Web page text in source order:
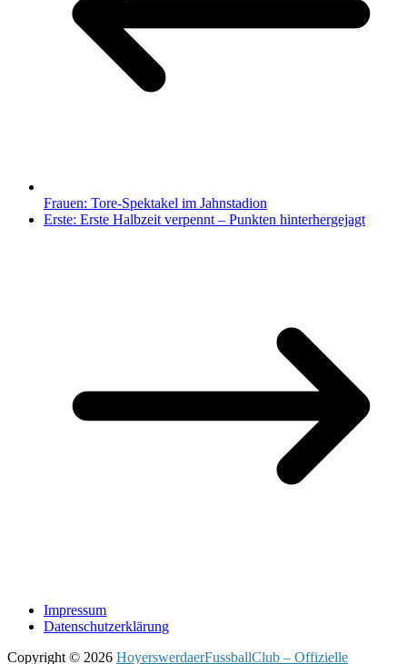
Frauen: Tore-Spektakel im Jahnstadion
Erste: Erste Halbzeit verpennt – Punkten hinterhergejagt
Impressum
Datenschutzerklärung
Copyright © 2026 HoyerswerdaerFussballClub – Offizielle